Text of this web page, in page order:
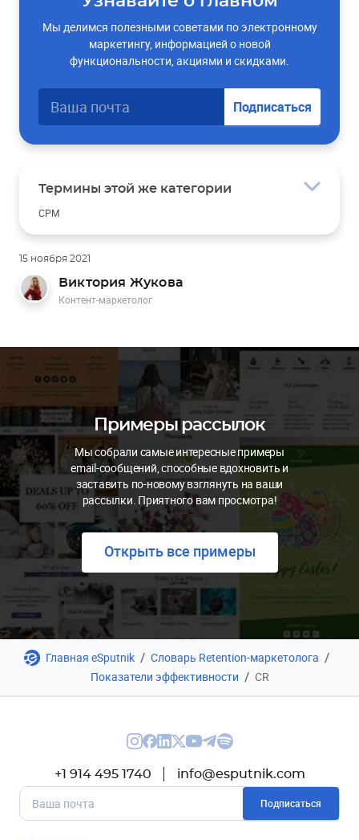
Мы делимся полезными советами по электронному
маркетингу, информацией о новой
функциональности, акциями и скидками.
Подписаться
Термины этой же категории
CPM
RSS
MCC-код
15 ноября 2021
Виктория Жукова
Контент-маркетолог
Примеры рассылок
Мы собрали самые интересные примеры
email-сообщений, способные вдохновить и
заставить по-новому взглянуть на ваши
рассылки. Приятного вам просмотра!
Открыть все примеры
Главная eSputnik / Словарь Retention-маркетолога /
Показатели эффективности / CR
+1 914 495 1740 info@esputnik.com
Подписаться